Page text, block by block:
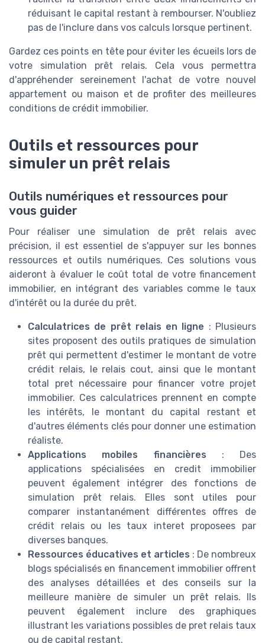
réduisant le capital restant à rembourser. N'oubliez
pas de l'inclure dans vos calculs lorsque pertinent.
Gardez ces points en tête pour éviter les écueils lors de
votre simulation prêt relais. Cela vous permettra
d'appréhender sereinement l'achat de votre nouvel
appartement ou maison et de profiter des meilleures
conditions de crédit immobilier.
Outils et ressources pour
simuler un prêt relais
Outils numériques et ressources pour
vous guider
Pour réaliser une simulation de prêt relais avec
précision, il est essentiel de s'appuyer sur les bonnes
ressources et outils numériques. Ces solutions vous
aideront à évaluer le coût total de votre financement
immobilier, en intégrant des variables comme le taux
d'intérêt ou la durée du prêt.
Calculatrices de prêt relais en ligne : Plusieurs
sites proposent des outils pratiques de simulation
prêt qui permettent d'estimer le montant de votre
crédit relais, le relais cout, ainsi que le montant
total pret nécessaire pour financer votre projet
immobilier. Ces calculatrices prennent en compte
les intérêts, le montant du capital restant et
d'autres éléments clés pour donner une estimation
réaliste.
Applications mobiles financières : Des
applications spécialisées en credit immobilier
peuvent également intégrer des fonctions de
simulation prêt relais. Elles sont utiles pour
comparer instantanément différentes offres de
crédit relais ou les taux interet proposees par
diverses banques.
Ressources éducatives et articles : De nombreux
blogs spécialisés en financement immobilier offrent
des analyses détaillées et des conseils sur la
meilleure manière de simuler un prêt relais. Ils
peuvent également inclure des graphiques
illustrant les variations possibles de pret relais taux
ou de capital restant.